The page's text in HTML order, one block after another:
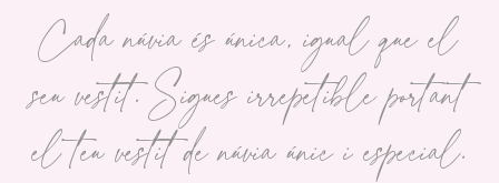
Cada núvia és única, igual que el
seu vestit. Sigues irrepetible portant
el teu vestit de núvia únic i especial.